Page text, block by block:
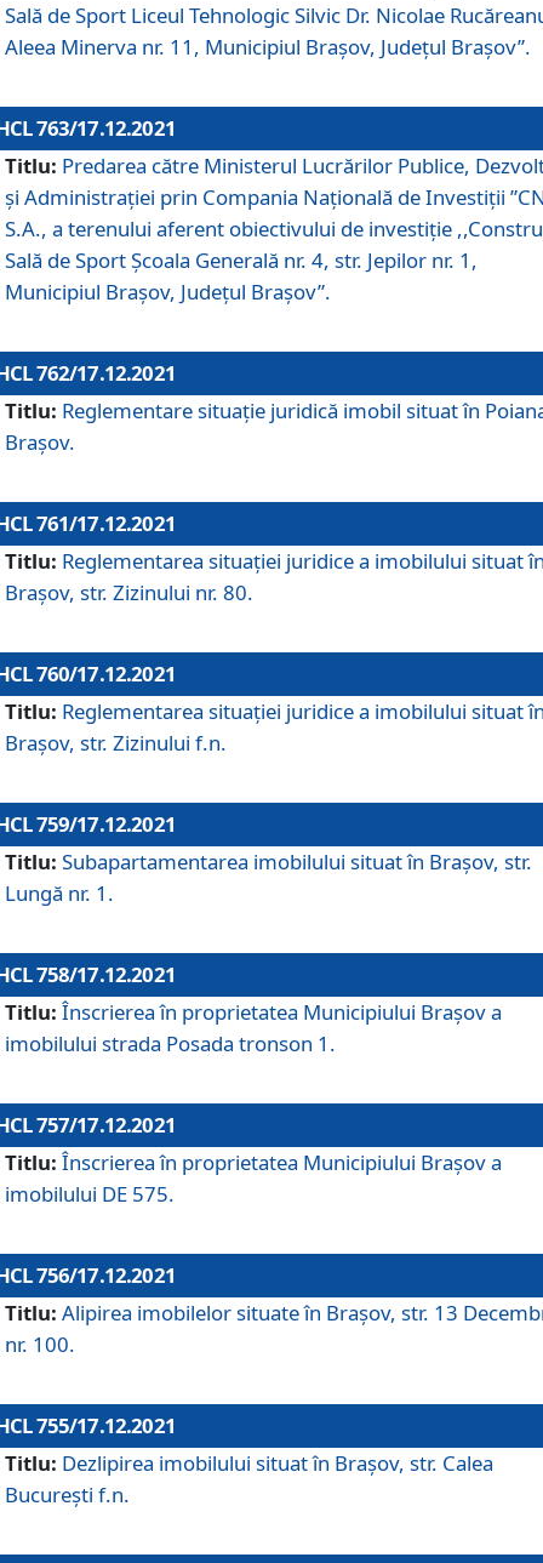
Sală de Sport Liceul Tehnologic Silvic Dr. Nicolae
Aleea Minerva nr. 11, Municipiul Brașov, Județul Brașov”.
763/17.12.2021
Titlu: Predarea către Ministerul Lucrărilor Publice,
și Administrației prin Compania Naţională de Investiţii
S.A., a terenului aferent obiectivului de investiție
Sală de Sport Școala Generală nr. 4, str. Jepilor nr. 1,
Municipiul Brașov, Județul Brașov”.
762/17.12.2021
Titlu: Reglementare situație juridică imobil situat în
Brașov.
761/17.12.2021
Titlu: Reglementarea situației juridice a imobilului situat
Brașov, str. Zizinului nr. 80.
760/17.12.2021
Titlu: Reglementarea situației juridice a imobilului situat
Brașov, str. Zizinului f.n.
759/17.12.2021
Titlu: Subapartamentarea imobilului situat în Brașov, str.
Lungă nr. 1.
758/17.12.2021
Titlu: Înscrierea în proprietatea Municipiului Brașov a
imobilului strada Posada tronson 1.
757/17.12.2021
Titlu: Înscrierea în proprietatea Municipiului Brașov a
imobilului DE 575.
756/17.12.2021
Titlu: Alipirea imobilelor situate în Brașov, str. 13
nr. 100.
755/17.12.2021
Titlu: Dezlipirea imobilului situat în Brașov, str. Calea
București f.n.